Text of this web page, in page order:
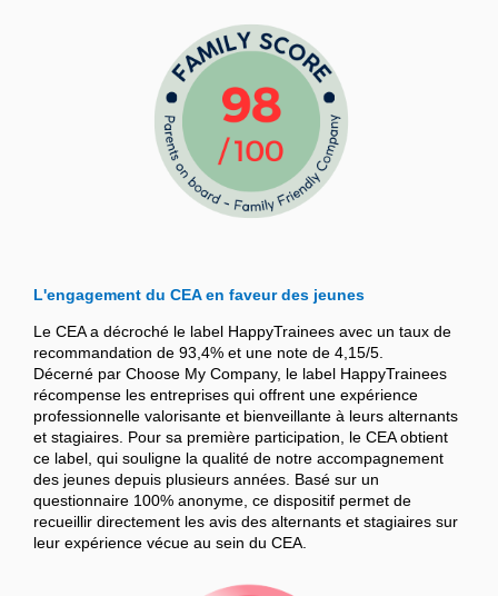
L'engagement du CEA en faveur des jeunes
Le CEA a décroché le label HappyTrainees avec un taux de
recommandation de 93,4% et une note de 4,15/5.
Décerné par Choose My Company, le label HappyTrainees
récompense les entreprises qui offrent une expérience
professionnelle valorisante et bienveillante à leurs alternants
et stagiaires. Pour sa première participation, le CEA obtient
ce label, qui souligne la qualité de notre accompagnement
des jeunes depuis plusieurs années. Basé sur un
questionnaire 100% anonyme, ce dispositif permet de
recueillir directement les avis des alternants et stagiaires sur
leur expérience vécue au sein du CEA.